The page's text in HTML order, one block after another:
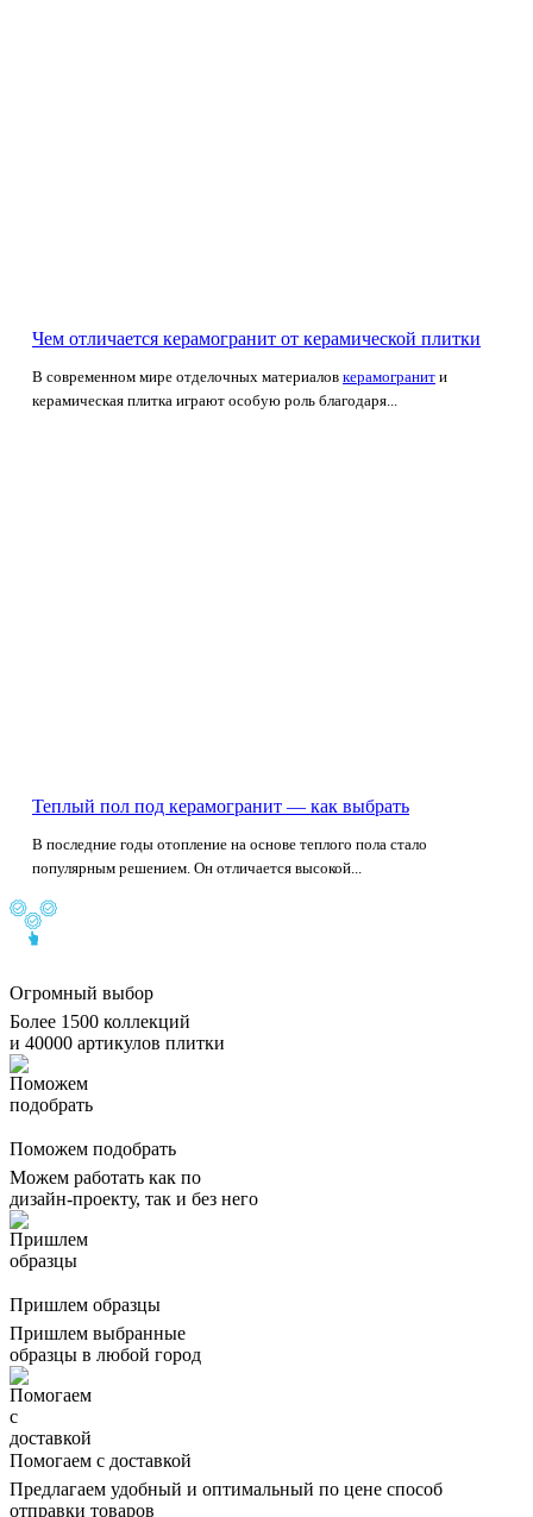
Чем отличается керамогранит от керамической плитки
В современном мире отделочных материалов керамогранит и
керамическая плитка играют особую роль благодаря...
Теплый пол под керамогранит — как выбрать
В последние годы отопление на основе теплого пола стало
популярным решением. Он отличается высокой...
Огромный выбор
Более 1500 коллекций
и 40000 артикулов плитки
Поможем подобрать
Можем работать как по
дизайн-проекту, так и без него
Пришлем образцы
Пришлем выбранные
образцы в любой город
Помогаем с доставкой
Предлагаем удобный и оптимальный по цене способ
отправки товаров